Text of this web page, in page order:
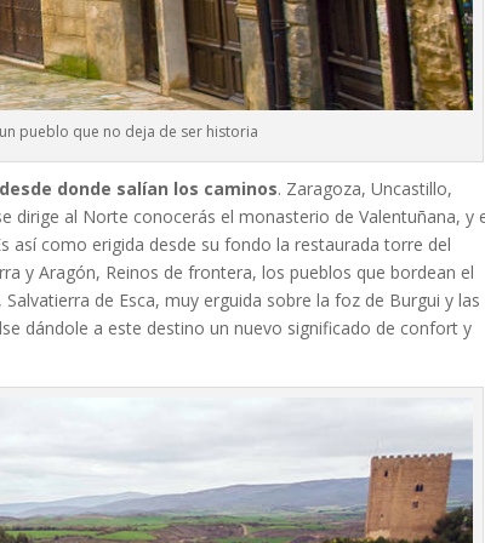
pueblo que no deja de ser historia
desde donde salían los caminos. Zaragoza, Uncastillo,
dirige al Norte conocerás el monasterio de Valentuñana, y
así como erigida desde su fondo la restaurada torre del
y Aragón, Reinos de frontera, los pueblos que bordean el
de Esca, muy erguida sobre la foz de Burgui y las
dándole a este destino un nuevo significado de confort y